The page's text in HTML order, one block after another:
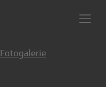
Fotogalerie